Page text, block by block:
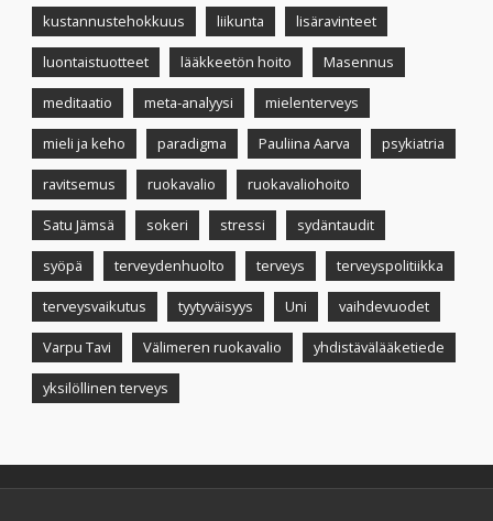
kustannustehokkuus liikunta lisäravinteet
luontaistuotteet lääkkeetön hoito Masennus
meditaatio meta-analyysi mielenterveys
mieli ja keho paradigma Pauliina Aarva psykiatria
ravitsemus ruokavalio ruokavaliohoito
Satu Jämsä sokeri stressi sydäntaudit
syöpä terveydenhuolto terveys terveyspolitiikka
terveysvaikutus tyytyväisyys Uni vaihdevuodet
Varpu Tavi Välimeren ruokavalio yhdistävälääketiede
yksilöllinen terveys